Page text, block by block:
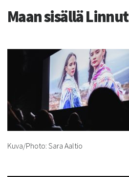
Maan sisällä Linnut
Kuva/Photo: Sara Aaltio